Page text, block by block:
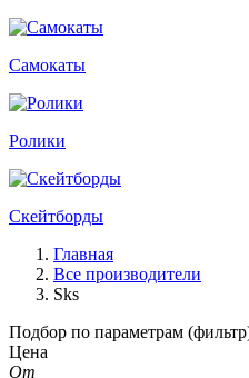
Самокаты
Ролики
Скейтборды
Главная
Все производители
Sks
Подбор по параметрам
Цена
От